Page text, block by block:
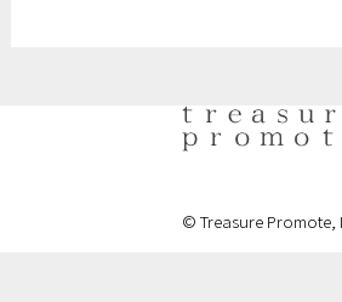
© Treasure Promote,